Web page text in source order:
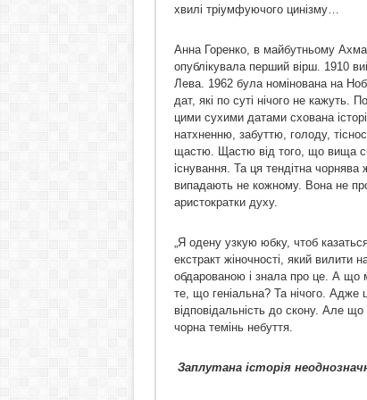
хвилі тріумфуючого цинізму…
Анна Горенко, в майбутньому
опублікувала перший вірш. 1910
Лева. 1962 була номінована на
дат, які по суті нічого не кажуть.
цими сухими датами схована
натхненню, забуттю, голоду,
щастю. Щастю від того, що вища
існування. Та ця тендітна чорнява
випадають не кожному. Вона не
аристократки духу.
„Я одену узкую юбку, чтоб
екстракт жіночності, який
обдарованою і знала про це. А що
те, що геніальна? Та нічого. Адже
відповідальність до скону. Але
чорна темінь небуття.
Заплутана історія